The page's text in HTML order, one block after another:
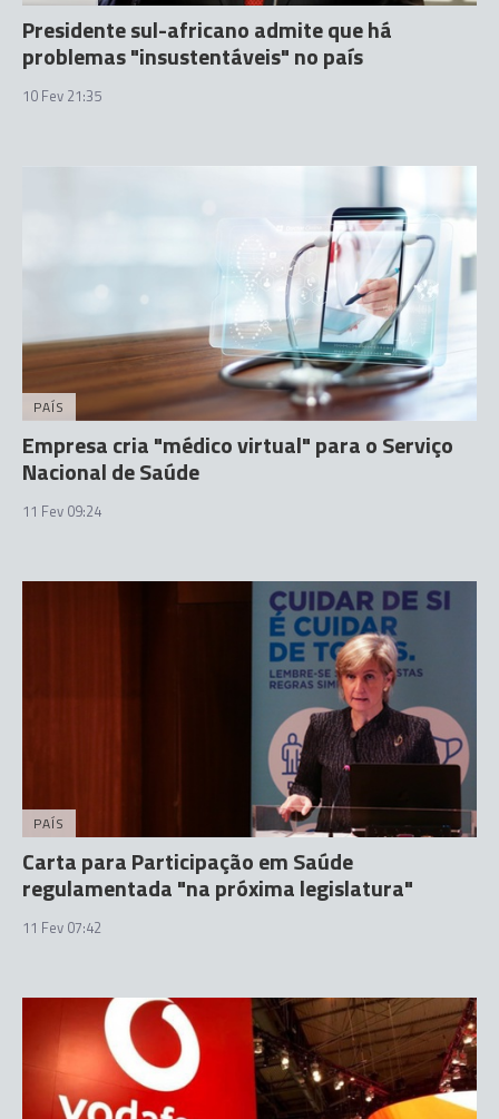
Presidente sul-africano admite que há
problemas "insustentáveis" no país
10 Fev 21:35
PAÍS
Empresa cria "médico virtual" para o Serviço
Nacional de Saúde
11 Fev 09:24
PAÍS
Carta para Participação em Saúde
regulamentada "na próxima legislatura"
11 Fev 07:42